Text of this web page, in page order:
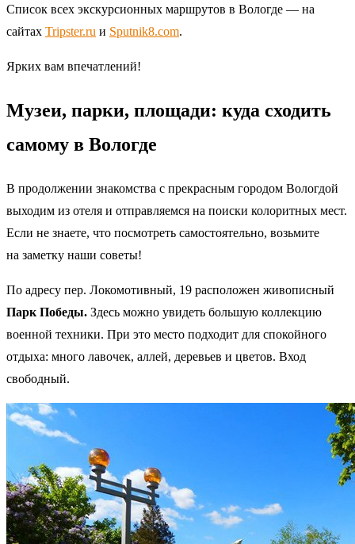
Список всех экскурсионных маршрутов в Вологде — на
сайтах Tripster.ru и Sputnik8.com.
Ярких вам впечатлений!
Музеи, парки, площади: куда сходить
самому в Вологде
В продолжении знакомства с прекрасным городом Вологдой
выходим из отеля и отправляемся на поиски колоритных мест.
Если не знаете, что посмотреть самостоятельно, возьмите
на заметку наши советы!
По адресу пер. Локомотивный, 19 расположен живописный
Парк Победы. Здесь можно увидеть большую коллекцию
военной техники. При это место подходит для спокойного
отдыха: много лавочек, аллей, деревьев и цветов. Вход
свободный.